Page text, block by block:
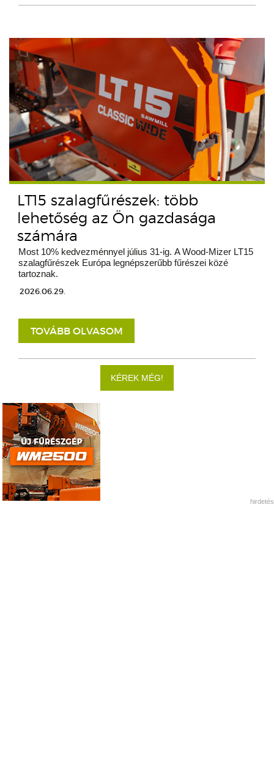
LT15 szalagfűrészek: több
lehetőség az Ön gazdasága
számára
Most 10% kedvezménnyel július 31-ig. A Wood-Mizer LT15
szalagfűrészek Európa legnépszerűbb fűrészei közé
tartoznak.
2026.06.29.
TOVÁBB OLVASOM
KÉREK MÉG!
hirdetés